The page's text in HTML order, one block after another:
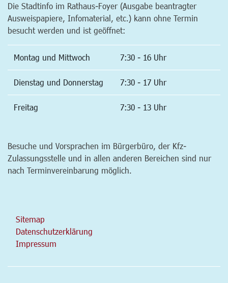
Die Stadtinfo im Rathaus-Foyer (Ausgabe beantragter
Ausweispapiere, Infomaterial, etc.) kann ohne Termin
besucht werden und ist geöffnet:
Montag und Mittwoch 7:30 - 16 Uhr
Dienstag und Donnerstag 7:30 - 17 Uhr
Freitag 7:30 - 13 Uhr
Besuche und Vorsprachen im Bürgerbüro, der Kfz-
Zulassungsstelle und in allen anderen Bereichen sind nur
nach Terminvereinbarung möglich.
Sitemap
Datenschutzerklärung
Impressum